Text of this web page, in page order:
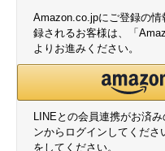
Amazon.co.jpにご登録の
録されるお客様は、「
よりお進みください。
LINEとの会員連携がお済
ンからログインしてくださ
をしてください。